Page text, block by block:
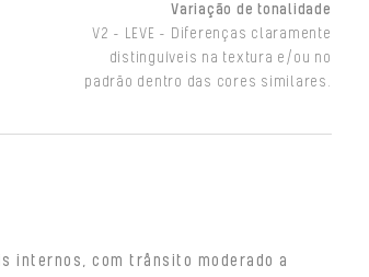
Variação de tonalidade
V2 - LEVE - Diferenças claramente
distinguíveis na textura e/ou no
padrão dentro das cores similares.
internos, com trânsito moderado a